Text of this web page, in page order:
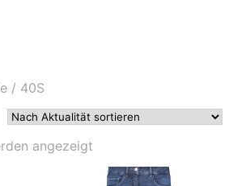
/ 40S
angezeigt
sortiert